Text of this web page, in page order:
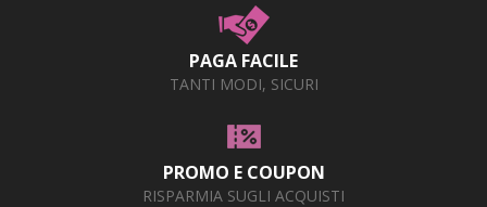
PAGA FACILE
TANTI MODI, SICURI
PROMO E COUPON
RISPARMIA SUGLI ACQUISTI